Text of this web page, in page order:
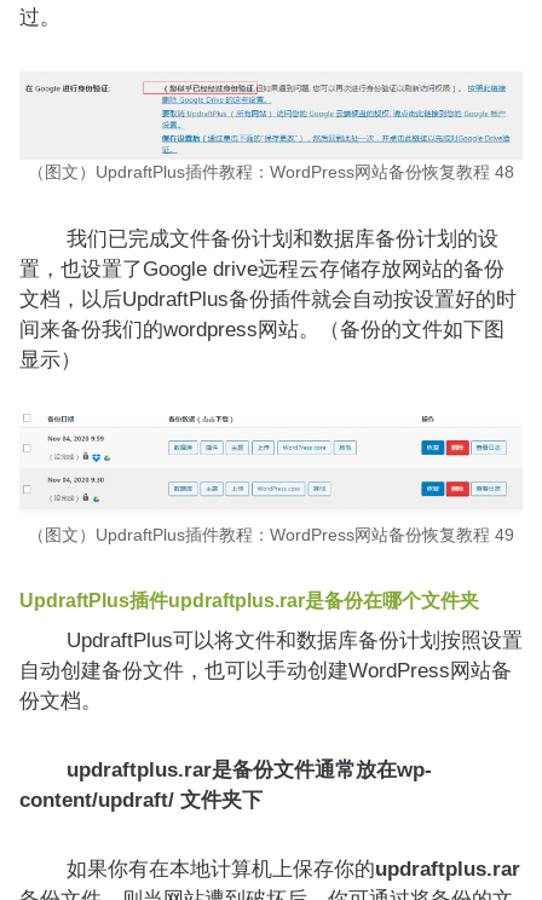
过。
（图文）UpdraftPlus插件教程：WordPress网站备份恢复教程 48
我们已完成文件备份计划和数据库备份计划的设
置，也设置了Google drive远程云存储存放网站的备份
文档，以后UpdraftPlus备份插件就会自动按设置好的时
间来备份我们的wordpress网站。（备份的文件如下图
显示）
（图文）UpdraftPlus插件教程：WordPress网站备份恢复教程 49
UpdraftPlus插件updraftplus.rar是备份在哪个文件夹
UpdraftPlus可以将文件和数据库备份计划按照设置
自动创建备份文件，也可以手动创建WordPress网站备
份文档。
updraftplus.rar是备份文件通常放在wp-
content/updraft/ 文件夹下
如果你有在本地计算机上保存你的updraftplus.rar